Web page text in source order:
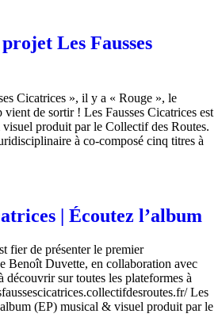
Les Fausses
Cicatrices », il y a « Rouge », le
de sortir ! Les Fausses Cicatrices est
produit par le Collectif des Routes.
à co-composé cinq titres à
| Écoutez l’album
fier de présenter le premier
Benoît Duvette, en collaboration avec
découvrir sur toutes les plateformes à
Les
(EP) musical & visuel produit par le